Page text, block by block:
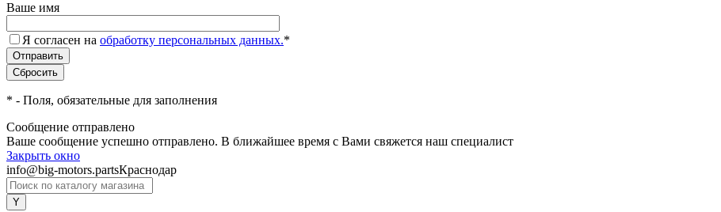
Ваше имя
Я согласен на обработку персональных данных.*
* - Поля, обязательные для заполнения
Сообщение отправлено
Ваше сообщение успешно отправлено. В ближайшее время с Вами свяжется наш специалист
Закрыть окно
info@big-motors.partsКраснодар